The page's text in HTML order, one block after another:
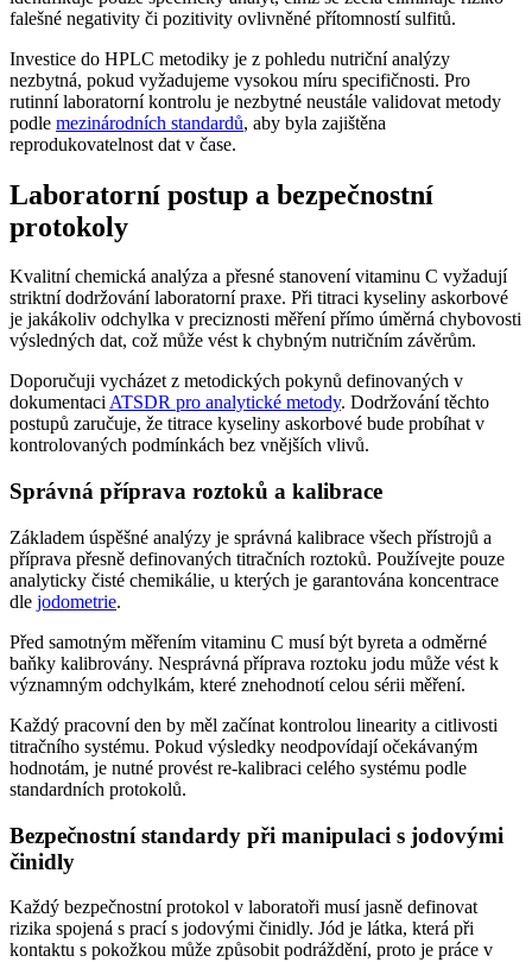
falešné negativity či pozitivity ovlivněné přítomností sulfitů.
Investice do HPLC metodiky je z pohledu nutriční analýzy
nezbytná, pokud vyžadujeme vysokou míru specifičnosti. Pro
rutinní laboratorní kontrolu je nezbytné neustále validovat metody
podle mezinárodních standardů, aby byla zajištěna
reprodukovatelnost dat v čase.
Laboratorní postup a bezpečnostní
protokoly
Kvalitní chemická analýza a přesné stanovení vitaminu C vyžadují
striktní dodržování laboratorní praxe. Při titraci kyseliny askorbové
je jakákoliv odchylka v preciznosti měření přímo úměrná chybovosti
výsledných dat, což může vést k chybným nutričním závěrům.
Doporučuji vycházet z metodických pokynů definovaných v
dokumentaciATSDR pro analytické metody. Dodržování těchto
postupů zaručuje, že titrace kyseliny askorbové bude probíhat v
kontrolovaných podmínkách bez vnějších vlivů.
Správná příprava roztoků a kalibrace
Základem úspěšné analýzy je správná kalibrace všech přístrojů a
příprava přesně definovaných titračních roztoků. Používejte pouze
analyticky čisté chemikálie, u kterých je garantována koncentrace
dle jodometrie.
Před samotným měřením vitaminu C musí být byreta a odměrné
baňky kalibrovány. Nesprávná příprava roztoku jodu může vést k
významným odchylkám, které znehodnotí celou sérii měření.
Každý pracovní den by měl začínat kontrolou linearity a citlivosti
titračního systému. Pokud výsledky neodpovídají očekávaným
hodnotám, je nutné provést re-kalibraci celého systému podle
standardních protokolů.
Bezpečnostní standardy při manipulaci s jodovými
činidly
Každý bezpečnostní protokol v laboratoři musí jasně definovat
rizika spojená s prací s jodovými činidly. Jód je látka, která při
kontaktu s pokožkou může způsobit podráždění, proto je práce v